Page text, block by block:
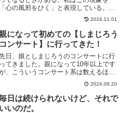
「心の風邪をひく」と表現している。心
の風邪をひくときのパターンはだいたい
決まってる。やる気に満ちあふれてい
、やりたいこともいっぱいあって、超
リノリな状態のあとに、ある...
2024.11.01
になって初めての【しまじろう
コンサート】に行ってきた！
日、娘としまじろうのコンサートに行
ってきました。親になって10年以上です
、こういうコンサート系は数えるほど
しか行っておらず。たぶん1回くらいじゃ
ないかなあ。息子が小さかった頃はワン
ペだったので、コンサートなんて連れ
ていける余力がまった...
2024.09.20
日は続けられないけど、それで
いいのだ。